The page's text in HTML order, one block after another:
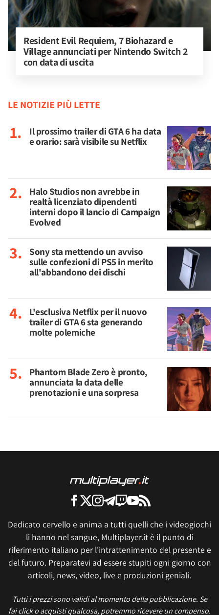
Resident Evil Requiem, 7 Biohazard e
Village annunciati per Nintendo Switch 2
con data di uscita
LE NOTIZIE PIÙ LETTE
Il prossimo trailer di GTA 6 ha data
e orario: sarà visibile su Netflix
Halo Studios non avrebbe in
realtà licenziato dipendenti
interni dopo il lancio di Campaign
Evolved
Sony sta mettendo un avviso
sulle confezioni di PS5 in merito
all'abbandono dei dischi
L'esclusiva Netflix per il nuovo
trailer di GTA 6 sta generando
molte polemiche
Phantom Blade Zero è pronto,
annunciata la data delle
prenotazioni e una sorpresa
Dedicato cervello e anima a tutti quelli che i videogiochi
li hanno nel sangue, Multiplayer.it è il punto di
riferimento italiano per l'intrattenimento del presente e
del futuro. Preparatevi ad essere stupiti ogni giorno con
articoli, news, video, live e produzioni geniali.
Tutti i prezzi sono validi al momento della pubblicazione. Se
fai click o acquisti qualcosa, potremmo ricevere un compenso.